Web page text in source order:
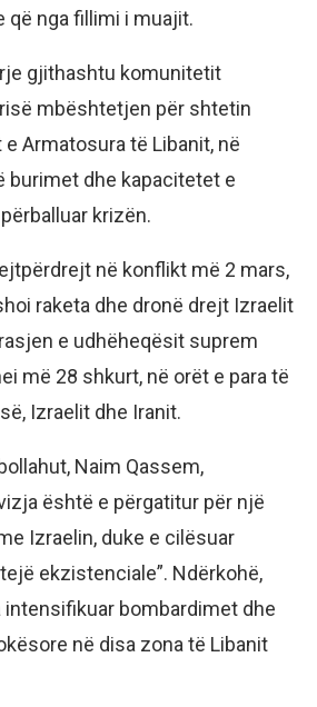
që nga fillimi i muajit.
gjithashtu komunitetit
mbështetjen për shtetin
e Armatosura të Libanit, në
burimet dhe kapacitetet e
krizën.
në konflikt më 2 mars,
raketa dhe dronë drejt Izraelit
e udhëheqësit suprem
më 28 shkurt, në orët e para të
Izraelit dhe Iranit.
Naim Qassem,
është e përgatitur për një
Izraelin, duke e cilësuar
ekzistenciale”. Ndërkohë,
intensifikuar bombardimet dhe
në disa zona të Libanit